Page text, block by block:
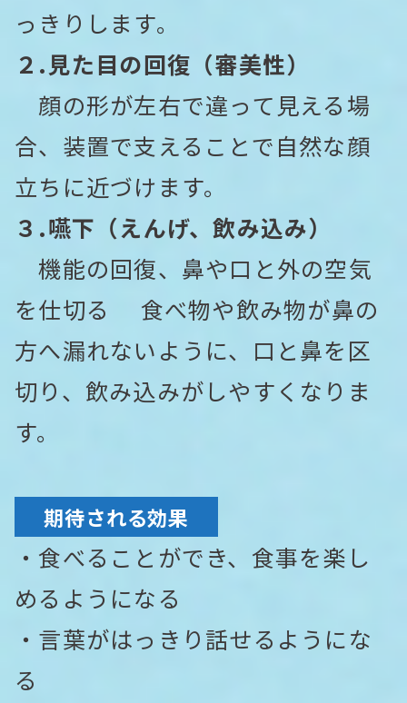
っきりします。
２.見た目の回復（審美性）
顔の形が左右で違って見える場
合、装置で支えることで自然な顔
立ちに近づけます。
３.嚥下（えんげ、飲み込み）
機能の回復、鼻や口と外の空気
を仕切る 食べ物や飲み物が鼻の
方へ漏れないように、口と鼻を区
切り、飲み込みがしやすくなりま
す。
期待される効果
・食べることができ、食事を楽し
めるようになる
・言葉がはっきり話せるようにな
る